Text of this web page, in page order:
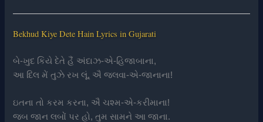
Bekhud Kiye Dete Hain Lyrics in Gujarati
બે-ખુદ કિયે દેતે હૈં અંદાઝ-એ-હિજાબાના,
આ દિલ મેં તુઝે રખ લૂં, ઐ જલવા-એ-જાનાના!
ઇતના તો કરમ કરના, ઐ ચશ્મ-એ-કરીમાના!
જબ જાન લબોં પર હો, તુમ સામને આ જાના.